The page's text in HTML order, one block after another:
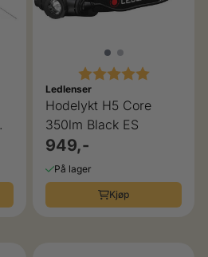
Karakter: 5.0 av 5
Ledlenser
Hodelykt H5 Core
350lm Black ES
949,-
På lager
Kjøp